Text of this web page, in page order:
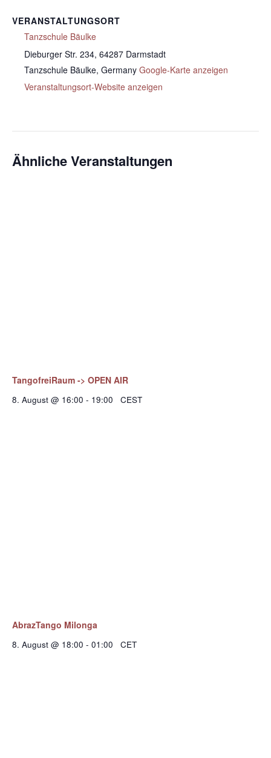
VERANSTALTUNGSORT
Tanzschule Bäulke
Dieburger Str. 234, 64287 Darmstadt
Tanzschule Bäulke, Germany Google-Karte anzeigen
Veranstaltungsort-Website anzeigen
Ähnliche Veranstaltungen
TangofreiRaum -> OPEN AIR
8. August @ 16:00 - 19:00 CEST
AbrazTango Milonga
8. August @ 18:00 - 01:00 CET